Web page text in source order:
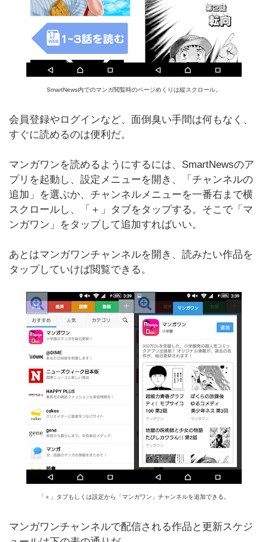
SmartNews内でのマンガ閲覧時のページめくりは縦スクロール。
会員登録やログインなど、面倒臭い手間は何もなく、
すぐに読めるのは便利だ。
マンガワンを読めるようにするには、SmartNewsのア
プリを起動し、設定メニューを開き、「チャンネルの
追加」を選ぶか、チャンネルメニューを一番右まで横
スクロールし、「＋」タブをタップする。そこで「マ
ンガワン」をタップして追加すればいい。
あとはマンガワンチャンネルを開き、読みたい作品を
タップしていけば閲覧できる。
「＋」タブもしくは設定から「マンガワン」チャンネルを追加できる。
マンガワンチャンネルで配信される作品と更新スケジ